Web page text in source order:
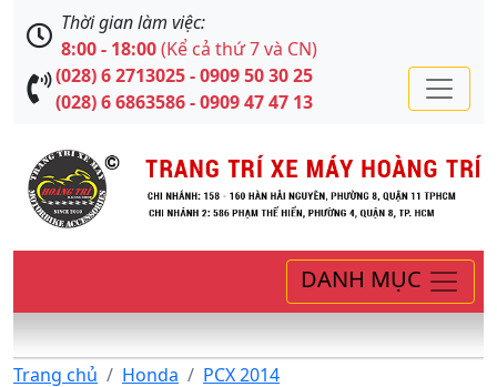
Thời gian làm việc:
8:00 - 18:00(Kể cả thứ 7 và CN)
(028) 6 2713025 - 0909 50 30 25
(028) 6 6863586 - 0909 47 47 13
DANH MỤC
Trang chủ Honda
PCX 2014